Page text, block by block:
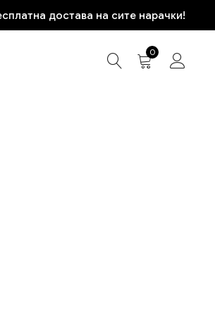
достава на сите нарачки!
0